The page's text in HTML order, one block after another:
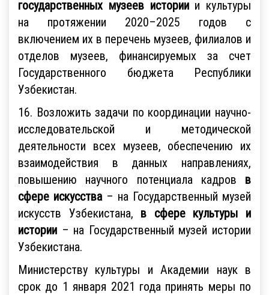
государственных музеев историии культуры
на протяжении 2020–2025 годов с
включением их в перечень музеев, филиалов и
отделов музеев, финансируемых за счет
Государственного бюджета Республики
Узбекистан.
16. Возложить задачи по координации научно-
исследовательской и методической
деятельности всех музеев, обеспечению их
взаимодействия в данных направлениях,
повышению научного потенциала кадров в
сфере искусства– на Государственный музей
искусств Узбекистана, в сфере культуры и
истории – на Государственный музей истории
Узбекистана.
Министерству культуры и Академии наук в
срок до 1 января 2021 года принять меры по